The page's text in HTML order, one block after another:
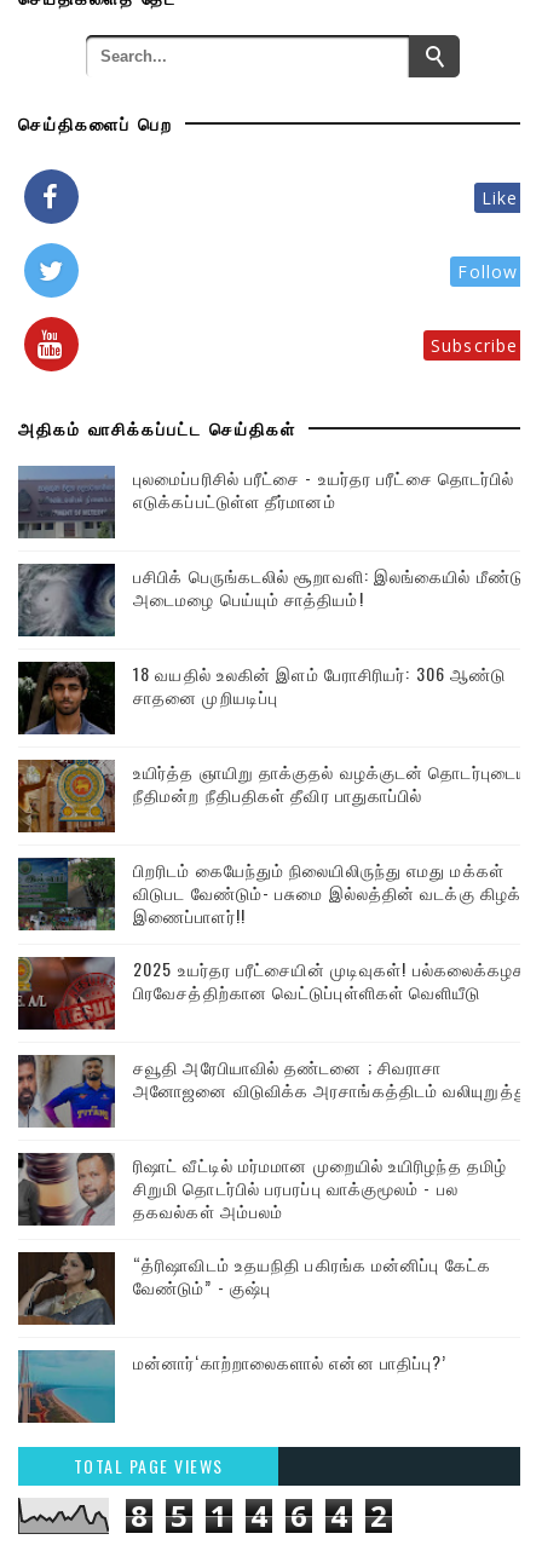
செய்திகளைப் பெற
Like
Follow
Subscribe
அதிகம் வாசிக்கப்பட்ட செய்திகள்
புலமைப்பரிசில் பரீட்சை - உயர்தர பரீட்சை தொடர்பில்
எடுக்கப்பட்டுள்ள தீர்மானம்
பசிபிக் பெருங்கடலில் சூறாவளி: இலங்கையில் மீண்டும்
அடைமழை பெய்யும் சாத்தியம்!
18 வயதில் உலகின் இளம் பேராசிரியர்: 306 ஆண்டு
சாதனை முறியடிப்பு
உயிர்த்த ஞாயிறு தாக்குதல் வழக்குடன் தொடர்புடைய
நீதிமன்ற நீதிபதிகள் தீவிர பாதுகாப்பில்
பிறரிடம் கையேந்தும் நிலையிலிருந்து எமது மக்கள்
விடுபட வேண்டும்- பசுமை இல்லத்தின் வடக்கு கிழக்கு
இணைப்பாளர்!!
2025 உயர்தர பரீட்சையின் முடிவுகள்! பல்கலைக்கழக
பிரவேசத்திற்கான வெட்டுப்புள்ளிகள் வெளியீடு
சவூதி அரேபியாவில் தண்டனை ; சிவராசா
அனோஜனை விடுவிக்க அரசாங்கத்திடம் வலியுறுத்து
ரிஷாட் வீட்டில் மர்மமான முறையில் உயிரிழந்த தமிழ்
சிறுமி தொடர்பில் பரபரப்பு வாக்குமூலம் - பல
தகவல்கள் அம்பலம்
“த்ரிஷாவிடம் உதயநிதி பகிரங்க மன்னிப்பு கேட்க
வேண்டும்” - குஷ்பு
மன்னார்‘காற்றாலைகளால் என்ன பாதிப்பு?’
TOTAL PAGE VIEWS
8 5 1 4 6 4 2